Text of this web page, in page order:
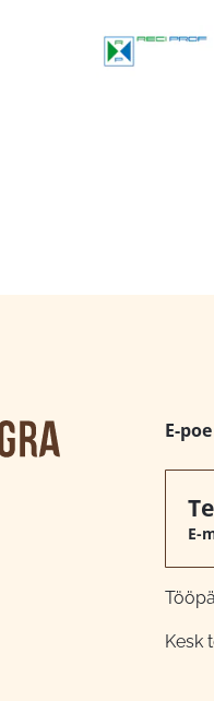
E-
E-
Kesk